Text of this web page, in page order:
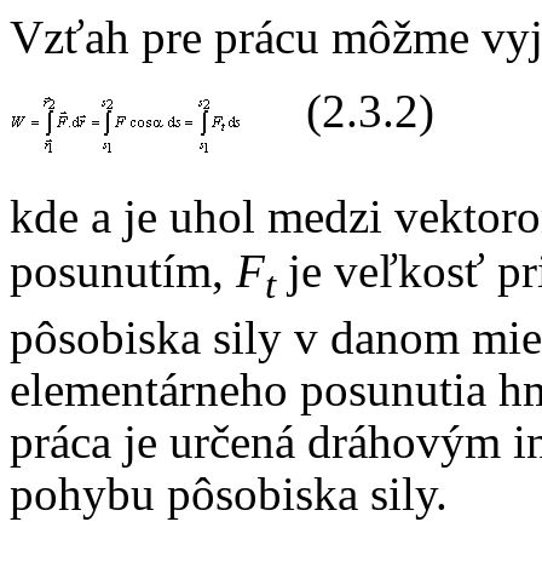
Vzťah pre prácu môžme
(2.3.2)
kde a je uhol medzi
posunutím, Ft je veľkosť
pôsobiska sily v danom
elementárneho posunutia
práca je určená dráhovým
pohybu pôsobiska sily.